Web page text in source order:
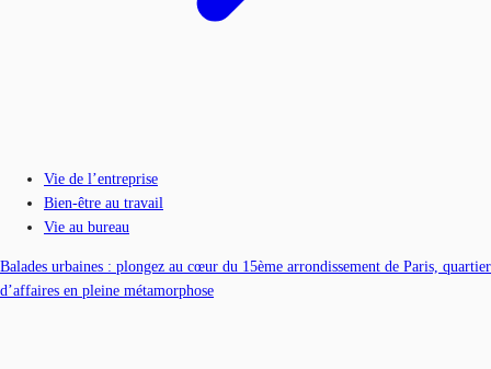
Vie de l’entreprise
Bien-être au travail
Vie au bureau
Balades urbaines : plongez au cœur du 15ème arrondissement de Paris, quartier
d’affaires en pleine métamorphose